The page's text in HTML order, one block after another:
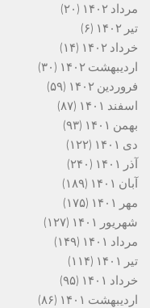
مرداد ۱۴۰۲
(۲۰)
تیر ۱۴۰۲
(۶)
خرداد ۱۴۰۲
(۱۴)
اردیبهشت ۱۴۰۲
(۳۰)
فروردین ۱۴۰۲
(۵۹)
اسفند ۱۴۰۱
(۸۷)
بهمن ۱۴۰۱
(۹۳)
دی ۱۴۰۱
(۱۲۲)
آذر ۱۴۰۱
(۲۴۰)
آبان ۱۴۰۱
(۱۸۹)
مهر ۱۴۰۱
(۱۷۵)
شهریور ۱۴۰۱
(۱۲۷)
مرداد ۱۴۰۱
(۱۴۹)
تیر ۱۴۰۱
(۱۱۴)
خرداد ۱۴۰۱
(۹۵)
اردیبهشت ۱۴۰۱
(۸۶)